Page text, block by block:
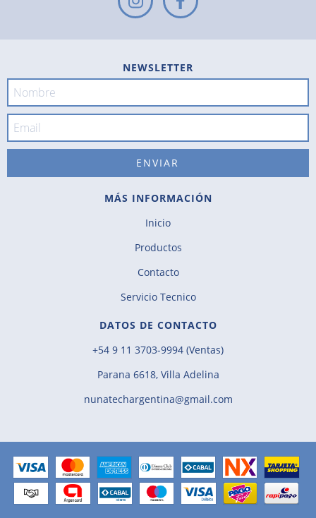
NEWSLETTER
MÁS INFORMACIÓN
Inicio
Productos
Contacto
Servicio Tecnico
DATOS DE CONTACTO
+54 9 11 3703-9994 (Ventas)
Parana 6618, Villa Adelina
nunatechargentina@gmail.com